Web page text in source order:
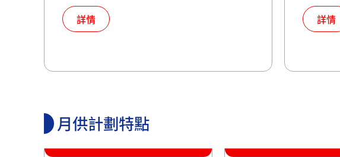
詳情 詳情
月供計劃特點